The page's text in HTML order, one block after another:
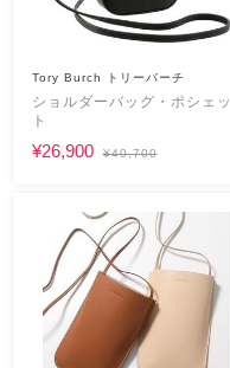
Tory Burch トリーバーチ
ショルダーバッグ・ポシェッ
ト
¥26,900 ¥40,700